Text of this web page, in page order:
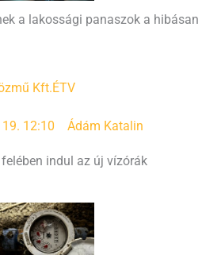
a lakossági panaszok a hibásan
Kft.ÉTV
12:10 Ádám Katalin
indul az új vízórák